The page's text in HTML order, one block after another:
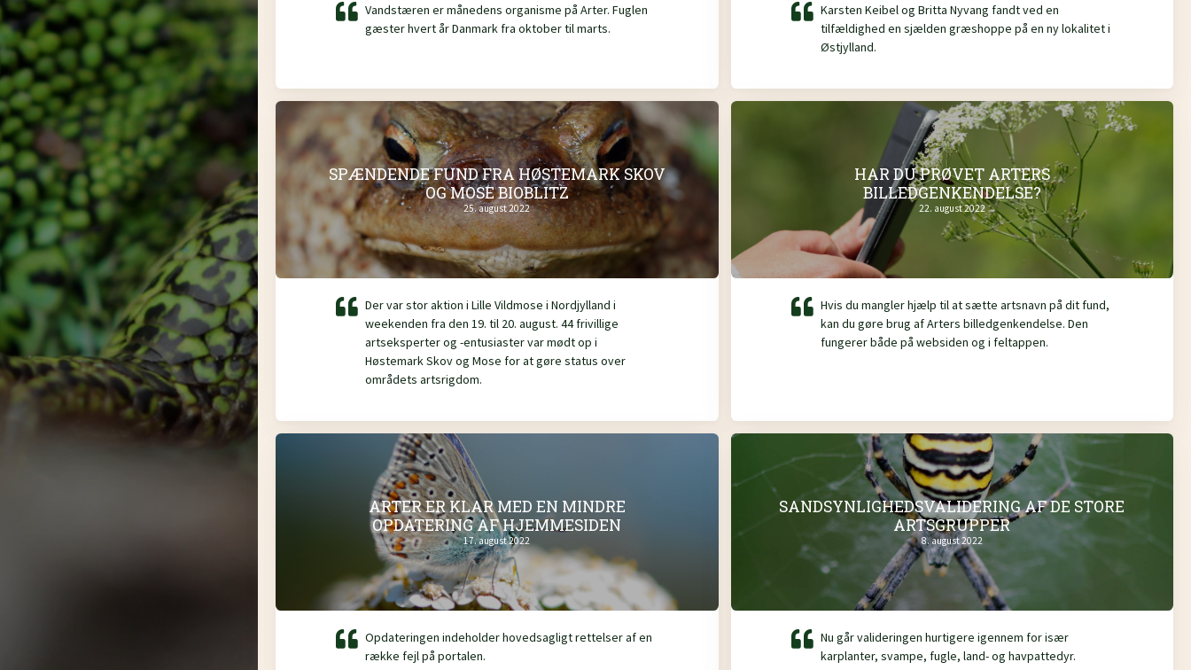
Vandstæren er månedens organisme på Arter. Fuglen
gæster hvert år Danmark fra oktober til marts.
Karsten Keibel og Britta Nyvang fandt ved en
tilfældighed en sjælden græshoppe på en ny lokalitet i
Østjylland.
SPÆNDENDE FUND FRA HØSTEMARK SKOV
OG MOSE BIOBLITZ
25. august 2022
Der var stor aktion i Lille Vildmose i Nordjylland i
weekenden fra den 19. til 20. august. 44 frivillige
artseksperter og -entusiaster var mødt op i
Høstemark Skov og Mose for at gøre status over
områdets artsrigdom.
HAR DU PRØVET ARTERS
BILLEDGENKENDELSE?
22. august 2022
Hvis du mangler hjælp til at sætte artsnavn på dit fund,
kan du gøre brug af Arters billedgenkendelse. Den
fungerer både på websiden og i feltappen.
ARTER ER KLAR MED EN MINDRE
OPDATERING AF HJEMMESIDEN
17. august 2022
Opdateringen indeholder hovedsagligt rettelser af en
række fejl på portalen.
SANDSYNLIGHEDSVALIDERING AF DE STORE
ARTSGRUPPER
8. august 2022
Nu går valideringen hurtigere igennem for især
karplanter, svampe, fugle, land- og havpattedyr.